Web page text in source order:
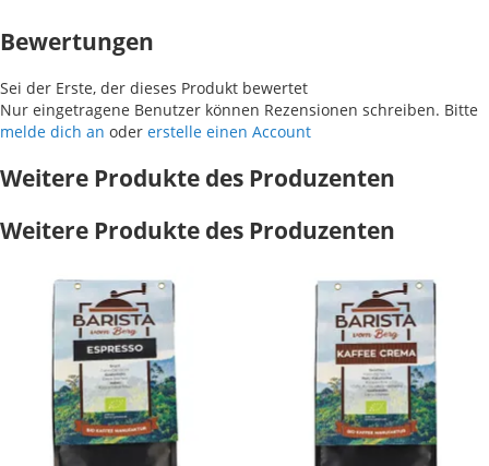
Bewertungen
Sei der Erste, der dieses Produkt bewertet
Nur eingetragene Benutzer können Rezensionen schreiben. Bitte
melde dich an oder erstelle einen Account
Weitere Produkte des Produzenten
Weitere Produkte des Produzenten